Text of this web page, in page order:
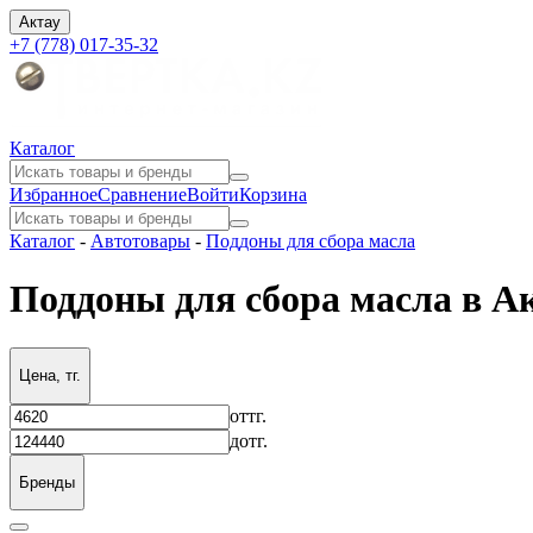
Актау
+7 (778) 017-35-32
Каталог
ИзбранноеСравнениеВойтиКорзина
Каталог - Автотовары - Поддоны для сбора масла
Поддоны для сбора масла в
Цена, тг.
оттг.
дотг.
Бренды